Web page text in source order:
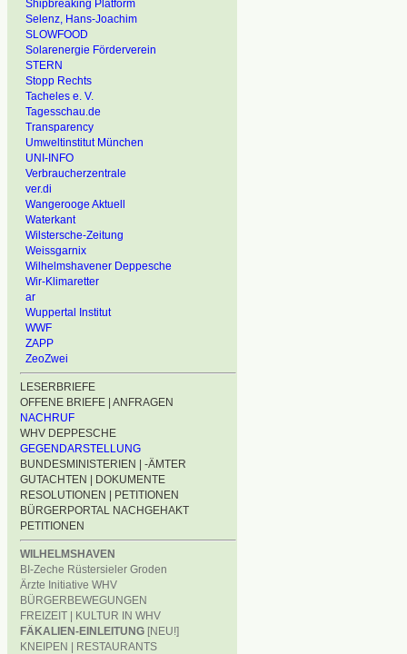
Shipbreaking Platform
Selenz, Hans-Joachim
SLOWFOOD
Solarenergie Förderverein
STERN
Stopp Rechts
Tacheles e. V.
Tagesschau.de
Transparency
Umweltinstitut München
UNI-INFO
Verbraucherzentrale
ver.di
Wangerooge Aktuell
Waterkant
Wilstersche-Zeitung
Weissgarnix
Wilhelmshavener Deppesche
Wir-Klimaretter
ar
Wuppertal Institut
WWF
ZAPP
ZeoZwei
LESERBRIEFE
OFFENE BRIEFE | ANFRAGEN
NACHRUF
WHV DEPPESCHE
GEGENDARSTELLUNG
BUNDESMINISTERIEN | -ÄMTER
GUTACHTEN | DOKUMENTE
RESOLUTIONEN | PETITIONEN
BÜRGERPORTAL NACHGEHAKT
PETITIONEN
WILHELMSHAVEN
BI-Zeche Rüstersieler Groden
Ärzte Initiative WHV
BÜRGERBEWEGUNGEN
FREIZEIT | KULTUR IN WHV
FÄKALIEN-EINLEITUNG [NEU!]
KNEIPEN | RESTAURANTS